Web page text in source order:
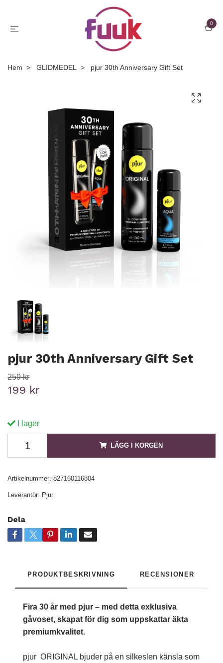
0
Hem GLIDMEDEL pjur 30th Anniversary Gift Set
pjur 30th Anniversary Gift Set
259 kr
199 kr
I lager
LÄGG I KORGEN
Artikelnummer: 827160116804
Leverantör: Pjur
Dela
PRODUKTBESKRIVNING RECENSIONER
Fira 30 år med pjur – med detta exklusiva
gåvoset, skapat för dig som uppskattar äkta
premiumkvalitet.
pjur ORIGINAL bjuder på en silkeslen känsla som